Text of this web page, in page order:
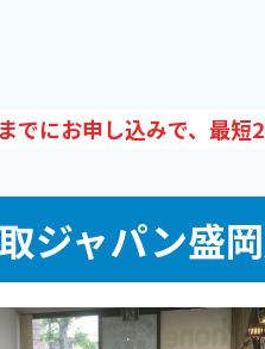
でにお申し込みで、最短
ジャパン盛